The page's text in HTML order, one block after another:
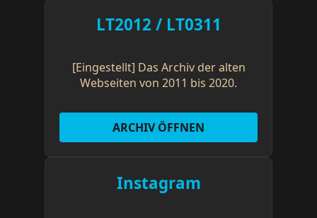
LT2012 / LT0311
[Eingestellt] Das Archiv der alten
Webseiten von 2011 bis 2020.
ARCHIV ÖFFNEN
Instagram